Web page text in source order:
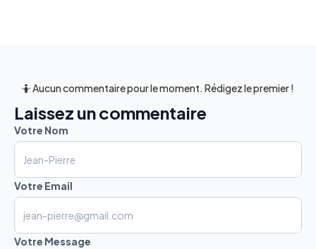
🤷 Aucun commentaire pour le moment. Rédigez le premier !
Laissez un commentaire
Votre Nom
Votre Email
Votre Message